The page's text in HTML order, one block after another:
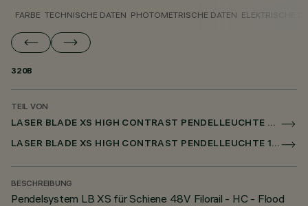
FARBE TECHNISCHE DATEN PHOTOMETRISCHE DATEN ELEKTRISCHE
320B
TEIL VON
LASER BLADE XS HIGH CONTRAST PENDELLEUCHTE FÜR FILORAIL
LASER BLADE XS HIGH CONTRAST PENDELLEUCHTE 1X/4X/9X FOR FILORAIL DALI POWERLINE
BESCHREIBUNG
Pendelsystem LB XS für Schiene 48V Filorail - HC - Flood